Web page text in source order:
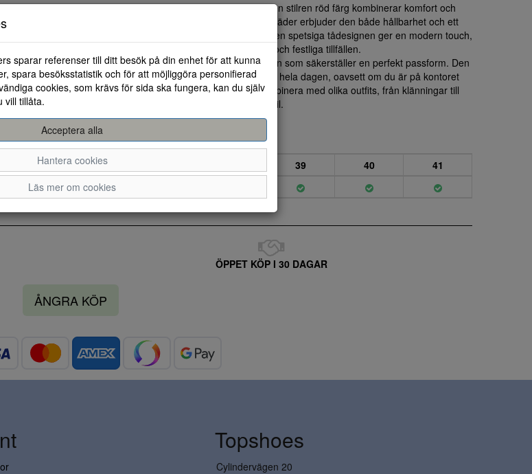
Denna eleganta slingback-sko från Mjus i en stilren röd färg kombinerar komfort och
trendig design. Tillverkad av högkvalitativt läder erbjuder den både hållbarhet och ett
lyxigt utseende. Den smala siluetten och den spetsiga tådesignen ger en modern touch,
vilket gör skorna perfekta för både arbete och festliga tillfällen.
Skon har en praktisk justerbar rem på hälen som säkerställer en perfekt passform. Den
låga klacken gör det enkelt att bära skorna hela dagen, oavsett om du är på kontoret
eller ute på stan. Denna sko är lätt att kombinera med olika outfits, från klänningar till
jeans, och ger en färgklick som lyfter din stil.
39 40
41
ÖPPET KÖP I 30 DAGAR
ÅNGRA KÖP
sparar referenser till ditt besök på din enhet för att kunna
spara besöksstatistik och för att möjliggöra personifierad
cookies, som krävs för sida ska fungera, kan du själv
vill tillåta.
Acceptera alla
Hantera cookies
Läs mer om cookies
Topshoes
Cylindervägen 20